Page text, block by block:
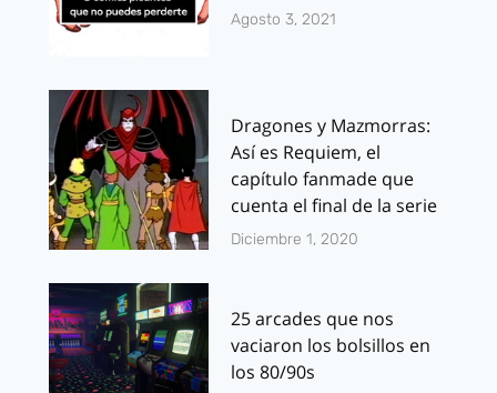
Agosto 3, 2021
Dragones y Mazmorras:
Así es Requiem, el
capítulo fanmade que
cuenta el final de la serie
Diciembre 1, 2020
25 arcades que nos
vaciaron los bolsillos en
los 80/90s